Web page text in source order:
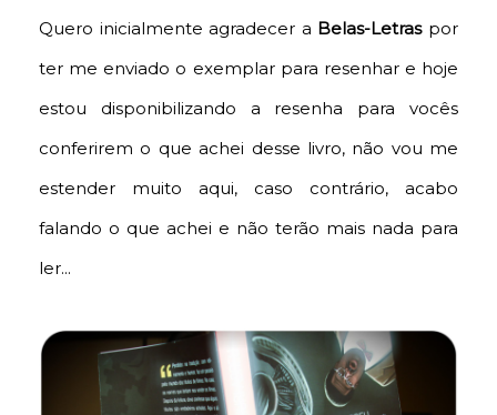
Quero inicialmente agradecer a Belas-Letraspor
ter me enviado o exemplar para resenhar e hoje
estou disponibilizando a resenha para vocês
conferirem o que achei desse livro, não vou me
estender muito aqui, caso contrário, acabo
falando o que achei e não terão mais nada para
ler...